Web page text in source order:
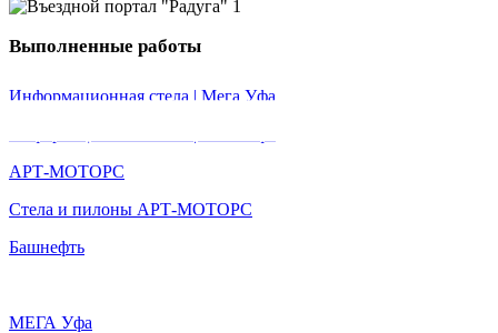
Выполненные работы
Информационная стела | Мега Уфа
АРТ-МОТОРС
Стела и пилоны АРТ-МОТОРС
Башнефть
МЕГА Уфа